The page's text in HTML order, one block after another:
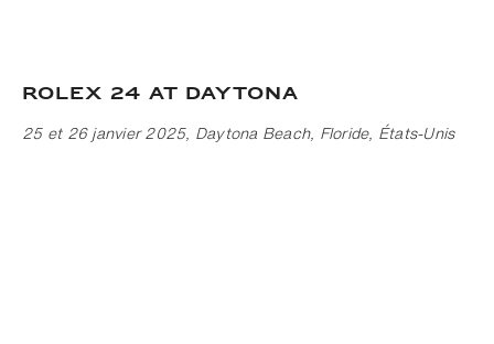
Rolex 24 At DAYTONA
25 et 26 janvier 2025, Daytona Beach, Floride, États-Unis